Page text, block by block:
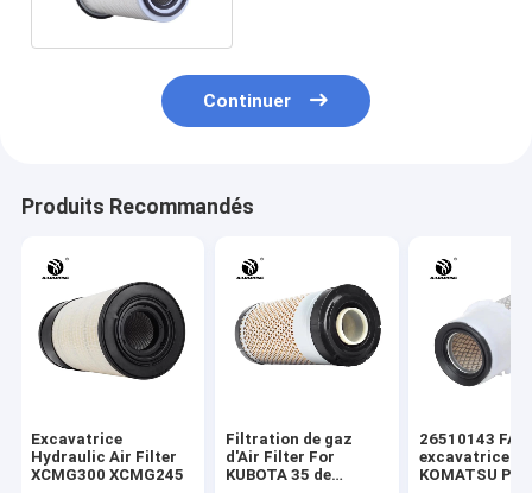
Continuer
Produits Recommandés
Excavatrice
Hydraulic Air Filter
XCMG300 XCMG245
Filtration de gaz
d'Air Filter For
KUBOTA 35 de
26510143
excavatrice
KOMATSU